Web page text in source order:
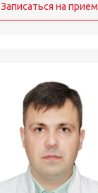
Записаться на прием